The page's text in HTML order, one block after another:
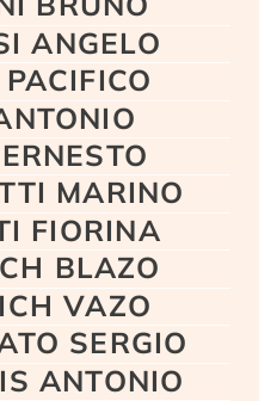
ANGELO
MARINO
FIORINA
BLAZO
VAZO
SERGIO
ANTONIO